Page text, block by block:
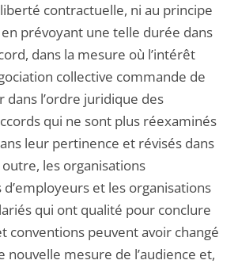
contractuelle, ni au principe
prévoyant une telle durée dans
dans la mesure où l’intérêt
collective commande de
dans l’ordre juridique des
qui ne sont plus réexaminés
leur pertinence et révisés dans
les organisations
et les organisations
qui ont qualité pour conclure
conventions peuvent avoir changé
nouvelle mesure de l’audience et,